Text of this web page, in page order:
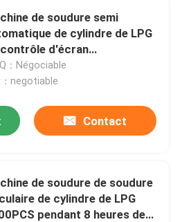
de soudure semi
de cylindre de LPG
d'écran
8hours
：Négociable
negotiable
Contact
de soudure de soudure
de cylindre de LPG
pendant 8 heures de